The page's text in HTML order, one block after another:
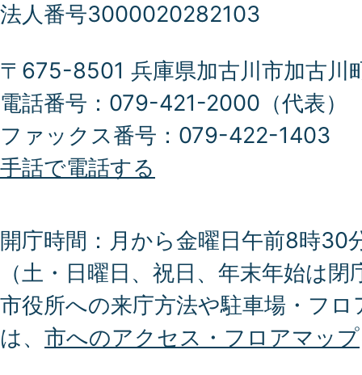
法人番号3000020282103
〒675-8501 兵庫県加古川市加古川
電話番号：079-421-2000（代表）
ファックス番号：079-422-1403
手話で電話する
開庁時間：月から金曜日午前8時30
（土・日曜日、祝日、年末年始は閉
市役所への来庁方法や駐車場・フ
は、 市へのアクセス・フロアマップ